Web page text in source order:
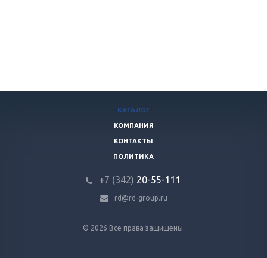
© 2026 Все права защищены.
КАТАЛОГ
КОМПАНИЯ
КОНТАКТЫ
ПОЛИТИКА
+7 (342) 20-55-111
rd@rd-group.ru